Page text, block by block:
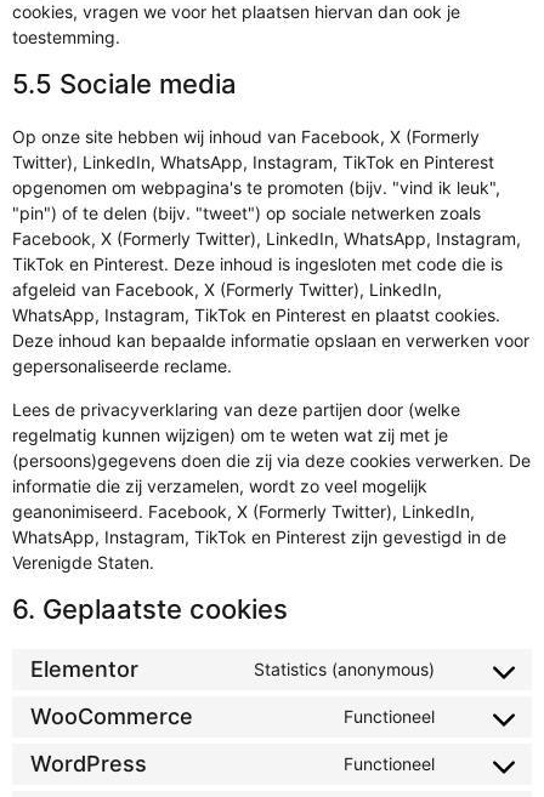
cookies, vragen we voor het plaatsen hiervan dan ook je
toestemming.
5.5 Sociale media
Op onze site hebben wij inhoud van Facebook, X (Formerly
Twitter), LinkedIn, WhatsApp, Instagram, TikTok en Pinterest
opgenomen om webpagina's te promoten (bijv. "vind ik leuk",
"pin") of te delen (bijv. "tweet") op sociale netwerken zoals
Facebook, X (Formerly Twitter), LinkedIn, WhatsApp, Instagram,
TikTok en Pinterest. Deze inhoud is ingesloten met code die is
afgeleid van Facebook, X (Formerly Twitter), LinkedIn,
WhatsApp, Instagram, TikTok en Pinterest en plaatst cookies.
Deze inhoud kan bepaalde informatie opslaan en verwerken voor
gepersonaliseerde reclame.
Lees de privacyverklaring van deze partijen door (welke
regelmatig kunnen wijzigen) om te weten wat zij met je
(persoons)gegevens doen die zij via deze cookies verwerken. De
informatie die zij verzamelen, wordt zo veel mogelijk
geanonimiseerd. Facebook, X (Formerly Twitter), LinkedIn,
WhatsApp, Instagram, TikTok en Pinterest zijn gevestigd in de
Verenigde Staten.
6. Geplaatste cookies
Elementor Statistics (anonymous)
WooCommerce Functioneel
WordPress Functioneel